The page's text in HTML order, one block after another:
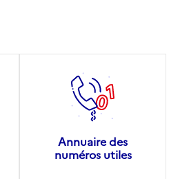
Annuaire des
numéros utiles